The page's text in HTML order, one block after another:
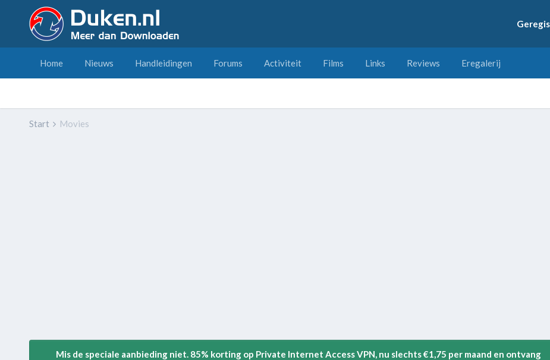
Home Nieuws Handleidingen Forums Activiteit Films Links Reviews Eregalerij
Start Movies
Mis de speciale aanbieding niet. 85% korting op Private Internet Access VPN, nu slechts €1,75 per maand en ontvang